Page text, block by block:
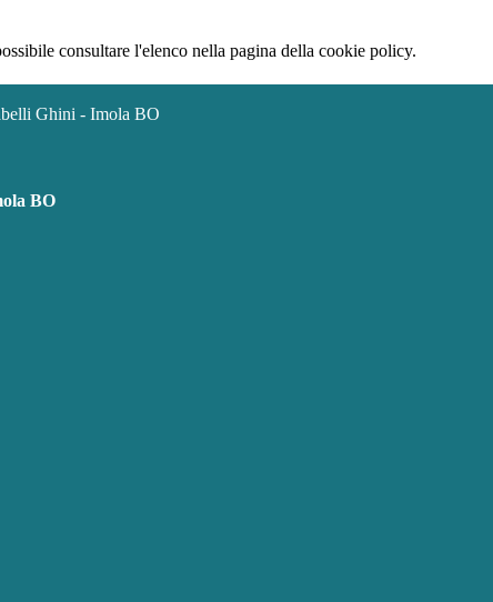
consultare l'elenco nella pagina della cookie policy.
Ghini - Imola BO
BO